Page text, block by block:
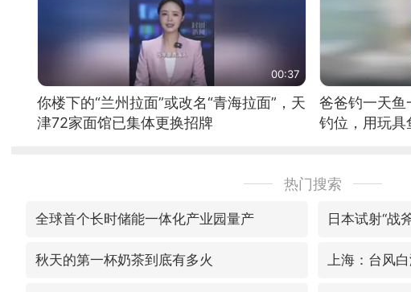
00:37
你楼下的“兰州拉面”或改名“青海拉面”，天
津72家面馆已集体更换招牌
爸爸钓一天鱼
钓位，用玩具
热门搜索
全球首个长时储能一体化产业园量产 日本试射“战
秋天的第一杯奶茶到底有多火 上海：台风